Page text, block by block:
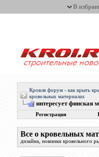
В
Кровля форум - как крыть
кровельных материалах
интересует финская
Регистрация
Все о кровельных
дизайна, новинки кровельного